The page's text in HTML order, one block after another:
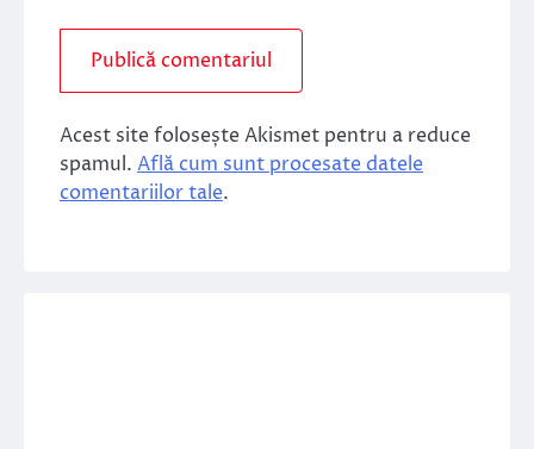
Acest site folosește Akismet pentru a reduce
spamul. Află cum sunt procesate datele
comentariilor tale.